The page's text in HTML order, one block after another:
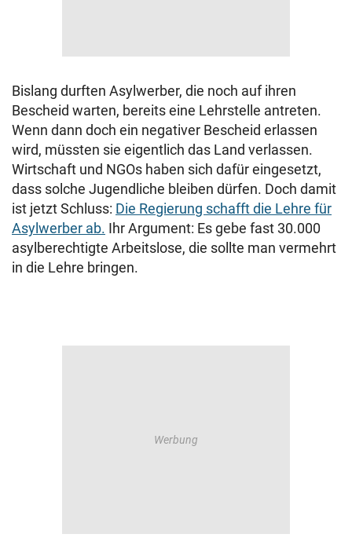
Bislang durften Asylwerber, die noch auf ihren
Bescheid warten, bereits eine Lehrstelle antreten.
Wenn dann doch ein negativer Bescheid erlassen
wird, müssten sie eigentlich das Land verlassen.
Wirtschaft und NGOs haben sich dafür eingesetzt,
dass solche Jugendliche bleiben dürfen. Doch damit
ist jetzt Schluss: Die Regierung schafft die Lehre für
Asylwerber ab. Ihr Argument: Es gebe fast 30.000
asylberechtigte Arbeitslose, die sollte man vermehrt
in die Lehre bringen.